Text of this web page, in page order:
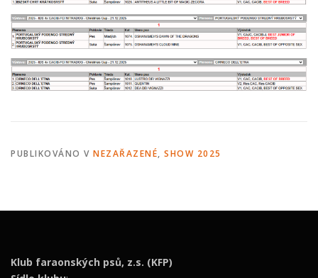
PUBLIKOVÁNO V NEZAŘAZENÉ, SHOW 2025
Klub faraonských psů, z.s. (KFP)